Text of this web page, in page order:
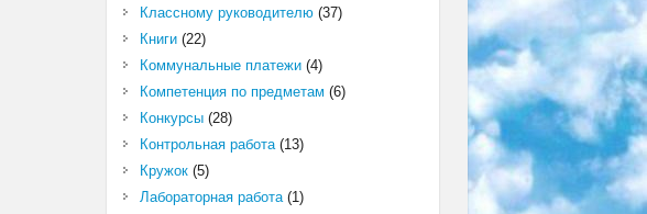
Классному руководителю(37)
Книги(22)
Коммунальные платежи(4)
Компетенция по предметам (6)
Конкурсы(28)
Контрольная работа(13)
Кружок(5)
Лабораторная работа(1)